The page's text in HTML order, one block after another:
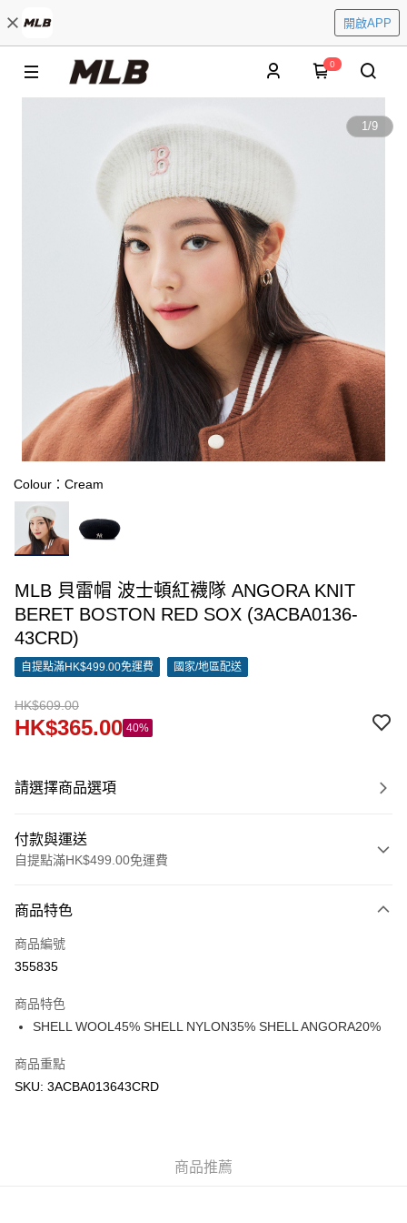
開啟APP
0
1/9
Colour：Cream
MLB 貝雷帽 波士頓紅襪隊 ANGORA KNIT
BERET BOSTON RED SOX (3ACBA0136-
43CRD)
自提點滿HK$499.00免運費 國家/地區配送
HK$609.00
HK$365.00 40%
請選擇商品選項
付款與運送
自提點滿HK$499.00免運費
信用卡
Apple Pay
AlipayHK
WeChat Pay
商品特色
商品編號
355835
商品特色
SHELL WOOL45% SHELL NYLON35% SHELL ANGORA20%
商品重點
SKU: 3ACBA013643CRD
商品推薦